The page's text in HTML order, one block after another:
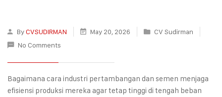
ByCVSUDIRMAN May 20, 2026
CV Sudirman
No Comments
Bagaimana cara industri pertambangan dan semen menjaga
efisiensi produksi mereka agar tetap tinggi di tengah beban